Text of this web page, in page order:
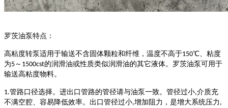
罗茨油泵特点：
高粘度转泵适用于输送不含固体颗粒和纤维，温度不高于150℃、粘度
为5 ～ 1500cst的润滑油或性质类似润滑油的其它液体。 罗茨油泵可用于
输送高粘度物料。
1.管路口径选择。进出口管路的管径请与油泵一致。管径过小,介质充
不满空腔、容易降低效率。出口管径过小,增加阻力，是增大系统压力 ,